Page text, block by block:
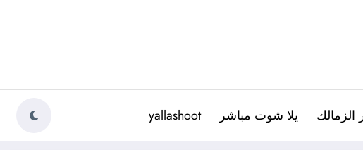
الزمالك يلا شوت مباشر yallashoot